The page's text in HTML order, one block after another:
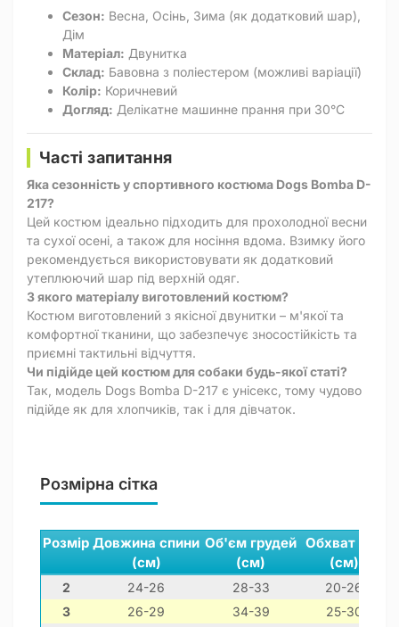
Сезон: Весна, Осінь, Зима (як додатковий шар),
Дім
Матеріал: Двунитка
Склад: Бавовна з поліестером (можливі варіації)
Колір: Коричневий
Догляд: Делікатне машинне прання при 30°C
Часті запитання
Яка сезонність у спортивного костюма Dogs Bomba D-
217?
Цей костюм ідеально підходить для прохолодної весни
та сухої осені, а також для носіння вдома. Взимку його
рекомендується використовувати як додатковий
утеплюючий шар під верхній одяг.
З якого матеріалу виготовлений костюм?
Костюм виготовлений з якісної двунитки – м'якої та
комфортної тканини, що забезпечує зносостійкість та
приємні тактильні відчуття.
Чи підійде цей костюм для собаки будь-якої статі?
Так, модель Dogs Bomba D-217 є унісекс, тому чудово
підійде як для хлопчиків, так і для дівчаток.
Розмірна сітка
Розмір Довжина спини
(см)
Об'єм грудей
(см)
Обхват шиї
(см)
2 24-26 28-33
20-26
3
26-29 34-39 25-30